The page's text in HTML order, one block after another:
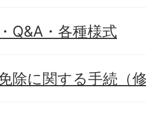
Q&A・各種様式
除に関する手続（